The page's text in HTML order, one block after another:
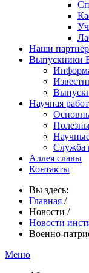
Наши
Выпускники
Научная
Научные
Служба
Аллея славы
Контакты
Вы здесь:
Главная /
Новости /
Новости
Военно-
Меню